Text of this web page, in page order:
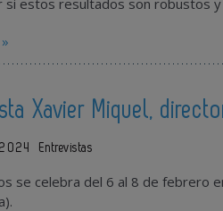
si estos resultados son robustos
Xavier Miquel,
Entrevistas
se celebra del 6 al 8 de febrero